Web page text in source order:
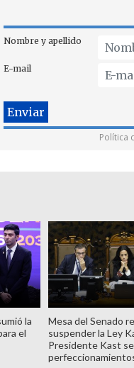
Nombre y apellido
E-mail
Política
la
el
Mesa del Senado
suspender la Ley
Presidente Kast